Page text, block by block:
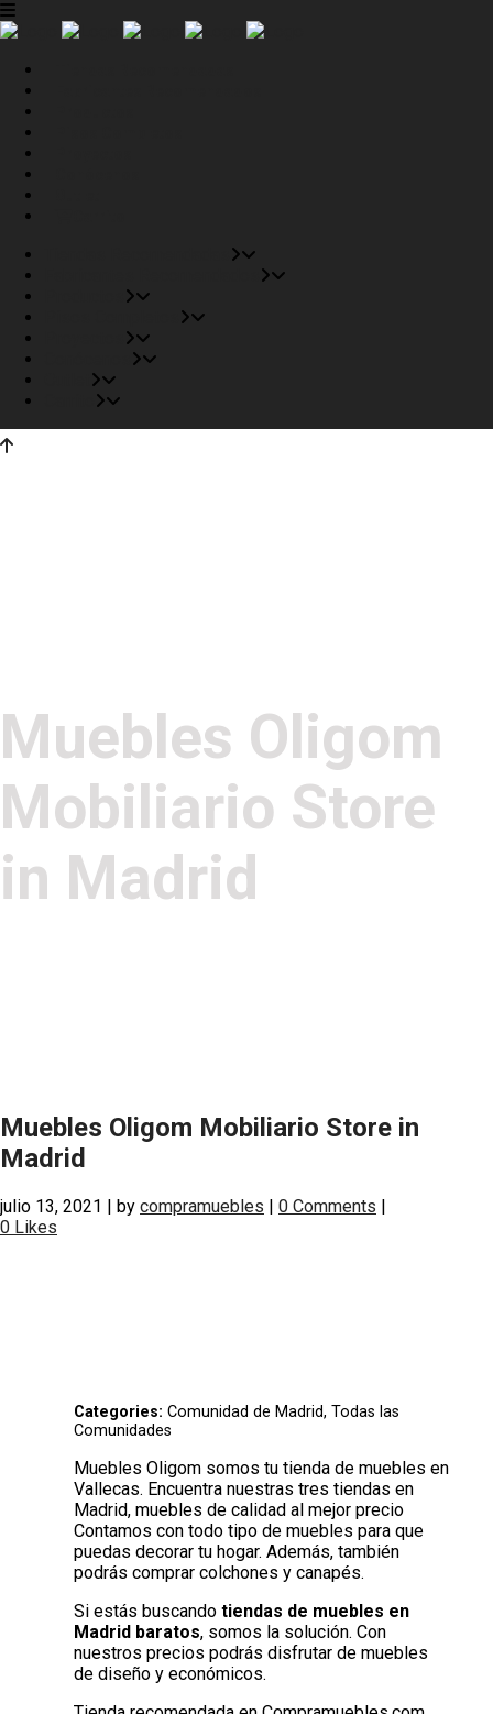
Muebles Oligom
Mobiliario Store
in Madrid
Muebles Oligom Mobiliario Store in
Madrid
julio 13, 2021 | by compramuebles | 0 Comments |
0 Likes
Categories:Comunidad de Madrid, Todas las
Comunidades
Muebles Oligom somos tu tienda de muebles en
Vallecas. Encuentra nuestras tres tiendas en
Madrid, muebles de calidad al mejor precio
Contamos con todo tipo de muebles para que
puedas decorar tu hogar. Además, también
podrás comprar colchones y canapés.
Si estás buscandotiendas de muebles en
Madrid baratos, somos la solución. Con
nuestros precios podrás disfrutar de muebles
de diseño y económicos.